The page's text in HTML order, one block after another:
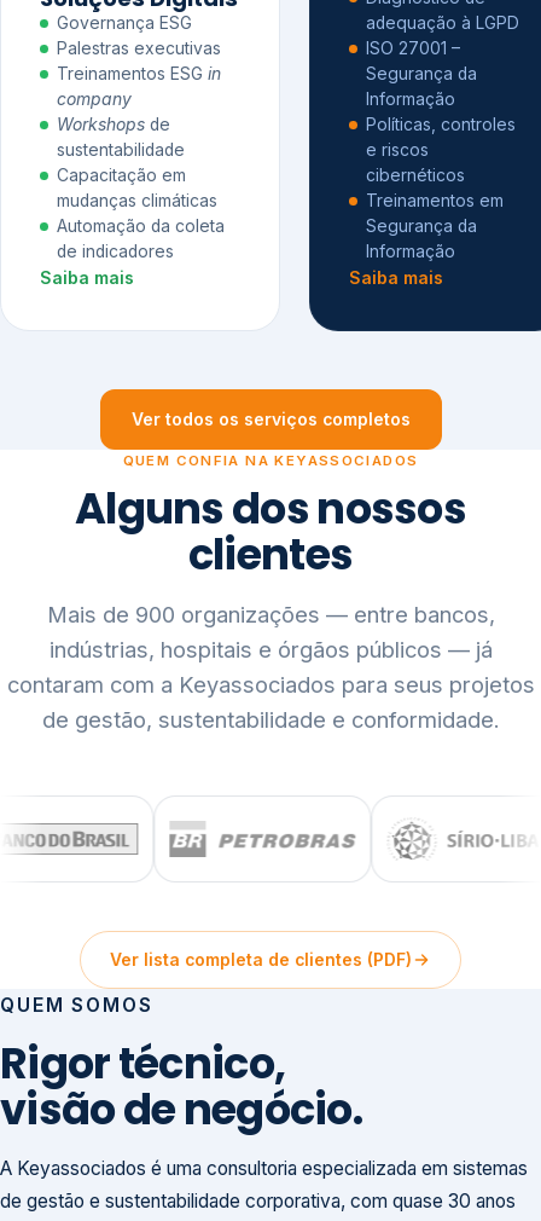
Governança ESG
Palestras executivas
Treinamentos ESG in
company
Workshops de
sustentabilidade
Capacitação em
mudanças climáticas
Automação da coleta
de indicadores
Saiba mais
adequação à LGPD
ISO 27001 –
Segurança da
Informação
Políticas, controles
e riscos
cibernéticos
Treinamentos em
Segurança da
Informação
Saiba mais
Ver todos os serviços completos
QUEM CONFIA NA KEYASSOCIADOS
Alguns dos nossos
clientes
Mais de 900 organizações — entre bancos,
indústrias, hospitais e órgãos públicos — já
contaram com a Keyassociados para seus projetos
de gestão, sustentabilidade e conformidade.
Ver lista completa de clientes (PDF)
QUEM SOMOS
Rigor técnico,
visão de negócio.
A Keyassociados é uma consultoria especializada em sistemas
de gestão e sustentabilidade corporativa, com quase 30 anos